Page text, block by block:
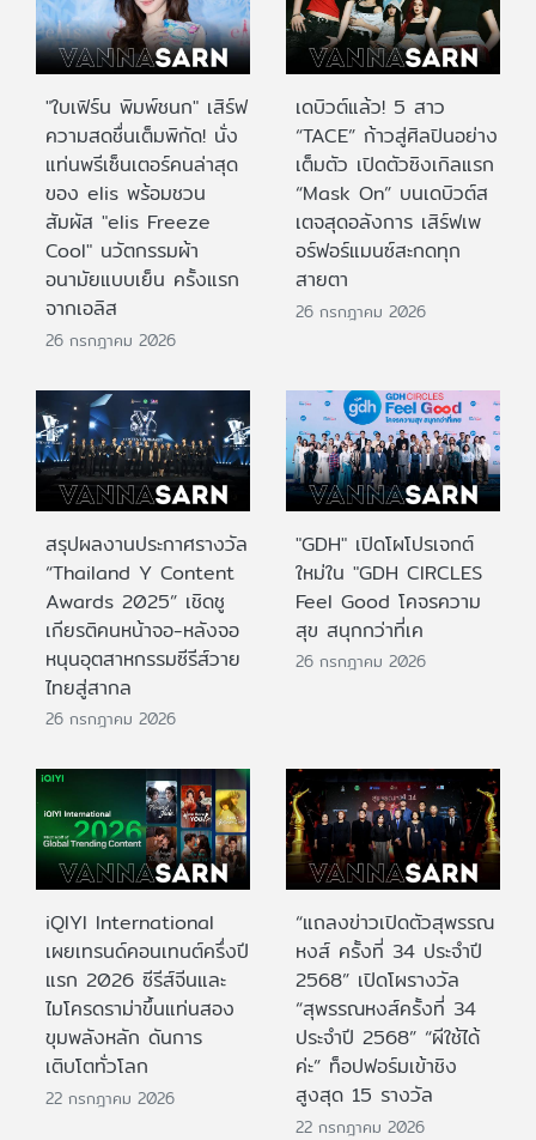
"ใบเฟิร์น พิมพ์ชนก" เสิร์ฟ
ความสดชื่นเต็มพิกัด! นั่ง
แท่นพรีเซ็นเตอร์คนล่าสุด
ของ elis พร้อมชวน
สัมผัส "elis Freeze
Cool" นวัตกรรมผ้า
อนามัยแบบเย็น ครั้งแรก
จากเอลิส
26 กรกฎาคม 2026
เดบิวต์แล้ว! 5 สาว
“TACE” ก้าวสู่ศิลปินอย่าง
เต็มตัว เปิดตัวซิงเกิลแรก
“Mask On” บนเดบิวต์ส
เตจสุดอลังการ เสิร์ฟเพ
อร์ฟอร์แมนซ์สะกดทุก
สายตา
26 กรกฎาคม 2026
สรุปผลงานประกาศรางวัล
“Thailand Y Content
Awards 2025” เชิดชู
เกียรติคนหน้าจอ-หลังจอ
หนุนอุตสาหกรรมซีรีส์วาย
ไทยสู่สากล
26 กรกฎาคม 2026
"GDH" เปิดโผโปรเจกต์
ใหม่ใน "GDH CIRCLES
Feel Good โคจรความ
สุข สนุกกว่าที่เค
26 กรกฎาคม 2026
iQIYI International
เผยเทรนด์คอนเทนต์ครึ่งปี
แรก 2026 ซีรีส์จีนและ
ไมโครดราม่าขึ้นแท่นสอง
ขุมพลังหลัก ดันการ
เติบโตทั่วโลก
22 กรกฎาคม 2026
“แถลงข่าวเปิดตัวสุพรรณ
หงส์ ครั้งที่ 34 ประจำปี
2568” เปิดโผรางวัล
“สุพรรณหงส์ครั้งที่ 34
ประจำปี 2568” “ผีใช้ได้
ค่ะ” ท็อปฟอร์มเข้าชิง
สูงสุด 15 รางวัล
22 กรกฎาคม 2026